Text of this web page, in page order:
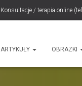
Konsultacje / terapia online
ARTYKUŁY OBRAZKI